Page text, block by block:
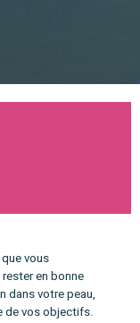
vous
en bonne
dans votre peau,
de vos objectifs.